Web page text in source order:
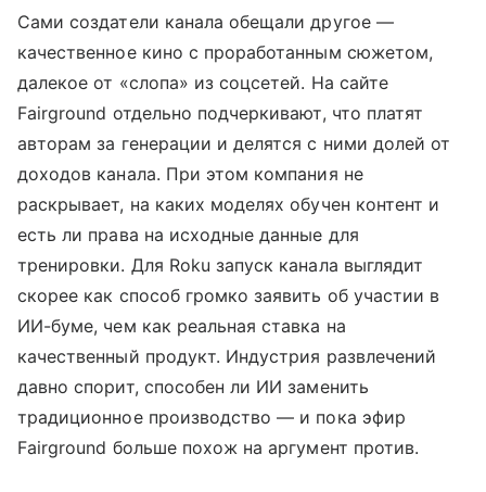
Сами создатели канала обещали другое —
качественное кино с проработанным сюжетом,
далекое от «слопа» из соцсетей. На сайте
Fairground отдельно подчеркивают, что платят
авторам за генерации и делятся с ними долей от
доходов канала. При этом компания не
раскрывает, на каких моделях обучен контент и
есть ли права на исходные данные для
тренировки. Для Roku запуск канала выглядит
скорее как способ громко заявить об участии в
ИИ-буме, чем как реальная ставка на
качественный продукт. Индустрия развлечений
давно спорит, способен ли ИИ заменить
традиционное производство — и пока эфир
Fairground больше похож на аргумент против.